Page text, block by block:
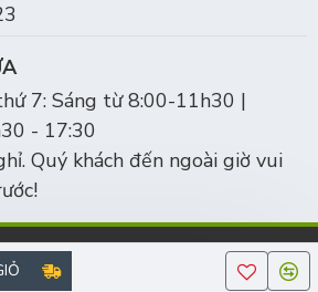
7: Sáng từ 8:00-11h30 |
- 17:30
Quý khách đến ngoài giờ vui
Sen, số ĐKKD/MST: 0105342106 | ĐT:
2010-2025